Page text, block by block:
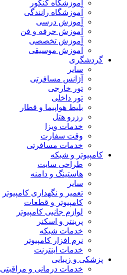
آموزشگاه کنکور
آموزشگاه رانندگی
آموزش درسی
آموزش حرفه و فن
آموزش تخصصی
آموزش موسیقی
گردشگری
سایر
آژانس مسافرتی
تور خارجی
تور داخلی
بلیط هواپیما و قطار
رزرو هتل
خدمات ویزا
وقت سفارت
خدمات مسافرتی
کامپیوتر و شبکه
طراحی سایت
هاستینگ و دامنه
سایر
تعمیر و نگهداری کامپیوتر
کامپیوتر و قطعات
لوازم جانبی کامپیوتر
پرینتر و اسکنر
خدمات شبکه
نرم افزار کامپیوتر
خدمات اینترنت
پزشکی و زیبایی
خدمات درمانی و مراقبتی